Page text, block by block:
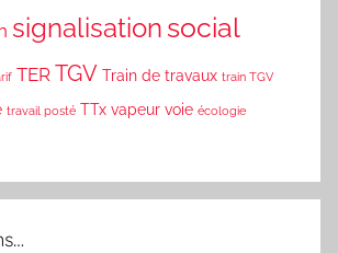
signalisation social
TER TGV Train de travaux train TGV
travail posté TTx vapeur voie écologie